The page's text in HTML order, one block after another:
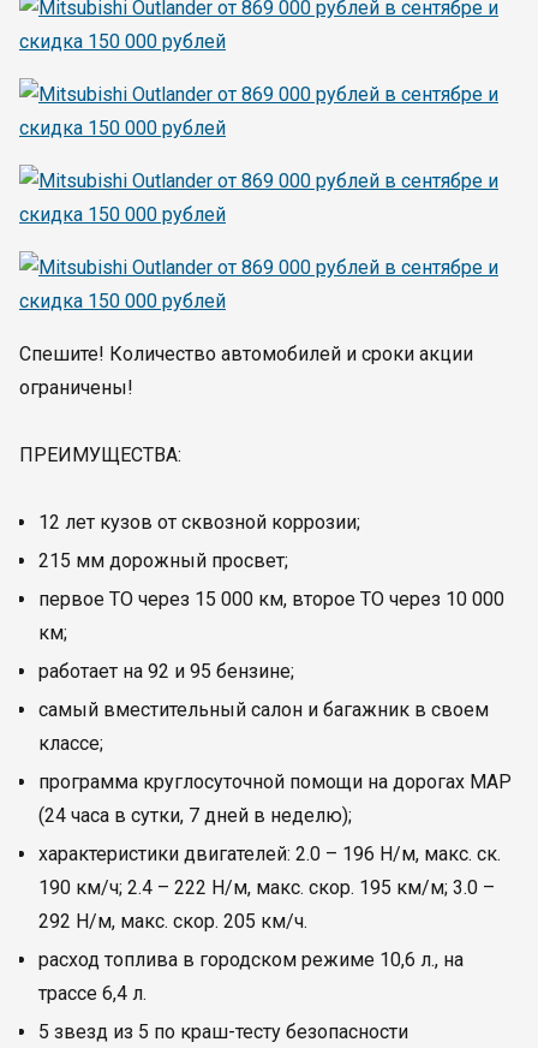
Спешите! Количество автомобилей и сроки акции
ограничены!
ПРЕИМУЩЕСТВА:
12 лет кузов от сквозной коррозии;
215 мм дорожный просвет;
первое ТО через 15 000 км, второе ТО через 10 000
км;
работает на 92 и 95 бензине;
самый вместительный салон и багажник в своем
классе;
программа круглосуточной помощи на дорогах МАP
(24 часа в сутки, 7 дней в неделю);
характеристики двигателей: 2.0 – 196 Н/м, макс. ск.
190 км/ч; 2.4 – 222 Н/м, макс. скор. 195 км/м; 3.0 –
292 Н/м, макс. скор. 205 км/ч.
расход топлива в городском режиме 10,6 л., на
трассе 6,4 л.
5 звезд из 5 по краш-тесту безопасности